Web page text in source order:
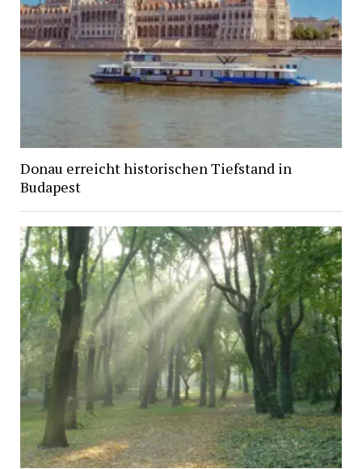
Donau erreicht historischen Tiefstand in
Budapest